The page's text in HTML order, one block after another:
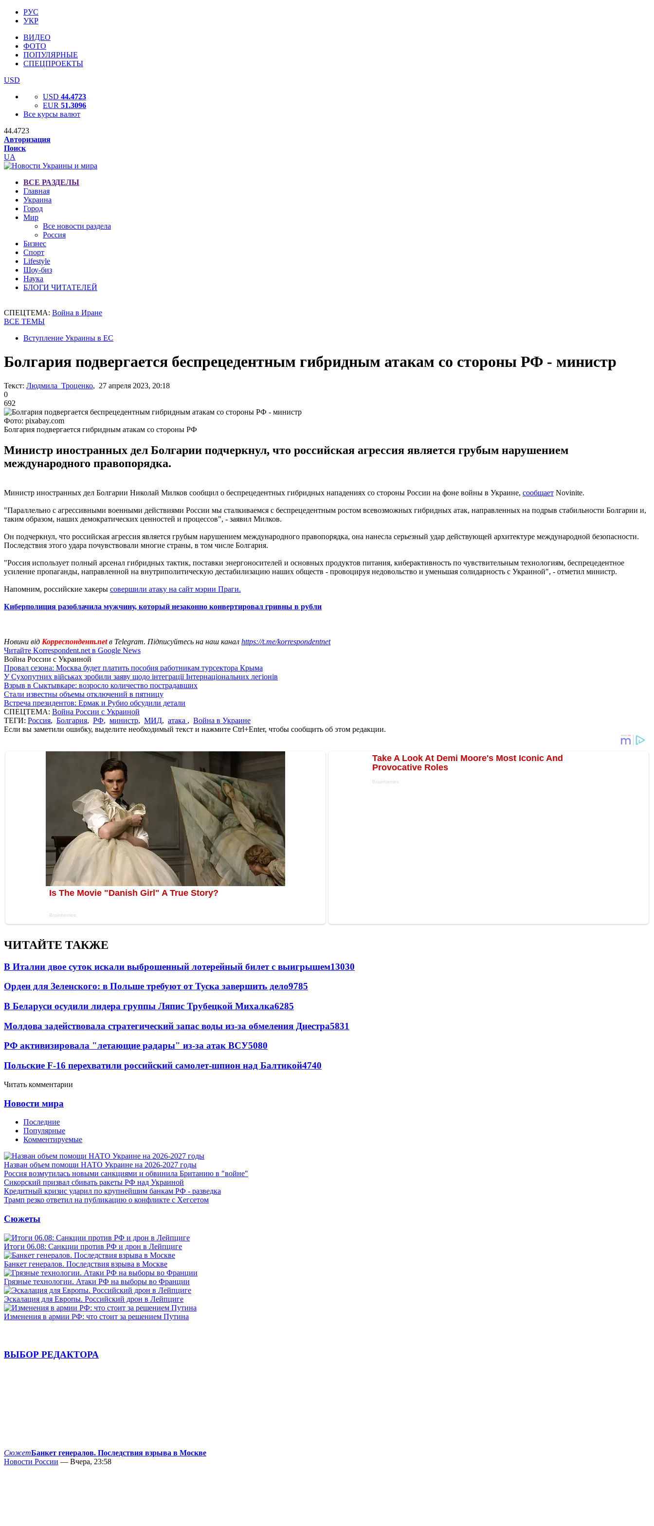
РУС
УКР
ВИДЕО
ФОТО
ПОПУЛЯРНЫЕ
СПЕЦПРОЕКТЫ
USD
USD 44.4723
EUR 51.3096
Все курсы валют
44.4723
Авторизация
Поиск
UA
ВСЕ РАЗДЕЛЫ
Главная
Украина
Город
Мир
Все новости раздела
Россия
Бизнес
Спорт
Lifestyle
Шоу-биз
Наука
БЛОГИ ЧИТАТЕЛЕЙ
СПЕЦТЕМА: Война в Иране
ВСЕ ТЕМЫ
Вступление Украины в ЕС
Болгария подвергается беспрецедентным гибридным атакам со стороны РФ - министр
Текст: Людмила Троценко, 27 апреля 2023, 20:18
0
692
Фото: pixabay.com
Болгария подвергается гибридным атакам со стороны РФ
Министр иностранных дел Болгарии подчеркнул, что российская агрессия является грубым нарушением
международного правопорядка.
Министр иностранных дел Болгарии Николай Милков сообщил о беспрецедентных гибридных нападениях со стороны России на фоне войны в Украине, сообщает Novinite.
"Параллельно с агрессивными военными действиями России мы сталкиваемся с беспрецедентным ростом всевозможных гибридных атак, направленных на подрыв стабильности Болгарии и,
таким образом, наших демократических ценностей и процессов", - заявил Милков.
Он подчеркнул, что российская агрессия является грубым нарушением международного правопорядка, она нанесла серьезный удар действующей архитектуре международной безопасности.
Последствия этого удара почувствовали многие страны, в том числе Болгария.
"Россия использует полный арсенал гибридных тактик, поставки энергоносителей и основных продуктов питания, киберактивность по чувствительным технологиям, беспрецедентное
усиление пропаганды, направленной на внутриполитическую дестабилизацию наших обществ - провоцируя недовольство и уменьшая солидарность с Украиной", - отметил министр.
Напомним, российские хакеры совершили атаку на сайт мэрии Праги.
Киберполиция разоблачила мужчину, который незаконно конвертировал гривны в рубли
Новини від Корреспондент.netв Telegram. Підписуйтесь на наш канал https://t.me/korrespondentnet
Читайте Korrespondent.net в Google News
Война России с Украиной
Провал сезона: Москва будет платить пособия работникам турсектора Крыма
У Сухопутних військах зробили заяву щодо інтеграції Інтернаціональних легіонів
Взрыв в Сыктывкаре: возросло количество пострадавших
Стали известны объемы отключений в пятницу
Встреча президентов: Ермак и Рубио обсудили детали
СПЕЦТЕМА: Война России с Украиной
ТЕГИ: Россия, Болгария, РФ, министр, МИД, атака , Война в Украине
Если вы заметили ошибку, выделите необходимый текст и нажмите Ctrl+Enter, чтобы сообщить об этом редакции.
ЧИТАЙТЕ ТАКЖЕ
В Италии двое суток искали выброшенный лотерейный билет с выигрышем13030
Орден для Зеленского: в Польше требуют от Туска завершить дело9785
В Беларуси осудили лидера группы Ляпис Трубецкой Михалка6285
Молдова задействовала стратегический запас воды из-за обмеления Днестра5831
РФ активизировала "летающие радары" из-за атак ВСУ5080
Польские F-16 перехватили российский самолет-шпион над Балтикой4740
Читать комментарии
Новости мира
Последние
Популярные
Комментируемые
Назван объем помощи НАТО Украине на 2026-2027 годы
Россия возмутилась новыми санкциями и обвинила Британию в "войне"
Сикорский призвал сбивать ракеты РФ над Украиной
Кредитный кризис ударил по крупнейшим банкам РФ - разведка
Трамп резко ответил на публикацию о конфликте с Хегсетом
Сюжеты
Итоги 06.08: Санкции против РФ и дрон в Лейпциге
Банкет генералов. Последствия взрыва в Москве
Грязные технологии. Атаки РФ на выборы во Франции
Эскалация для Европы. Российский дрон в Лейпциге
Изменения в армии РФ: что стоит за решением Путина
ВЫБОР РЕДАКТОРА
СюжетБанкет генералов. Последствия взрыва в Москве
Новости России — Вчера, 23:58